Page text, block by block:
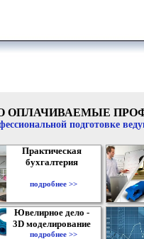
ОПЛАЧИВАЕМЫЕ
подготовке
Практическая
бухгалтерия
подробнее >>
Ювелирное дело -
3D моделирование
подробнее >>